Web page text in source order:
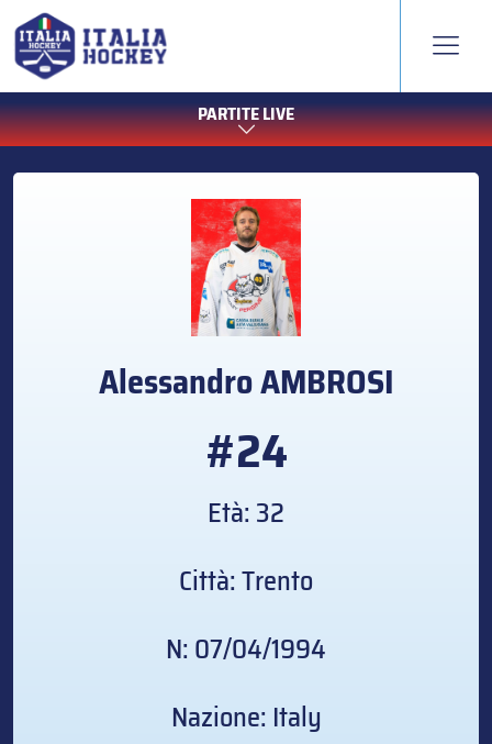
PARTITE LIVE
AlessandroAMBROSI
#24
Età: 32
Città: Trento
N: 07/04/1994
Nazione: Italy